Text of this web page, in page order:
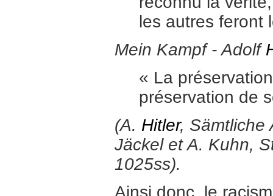
les autres feront
Mein Kampf - Adolf
« La
préservation de
(A. Hitler, Sämtliche
Jäckel et A. Kuhn,
1025ss).
Ainsi donc, le